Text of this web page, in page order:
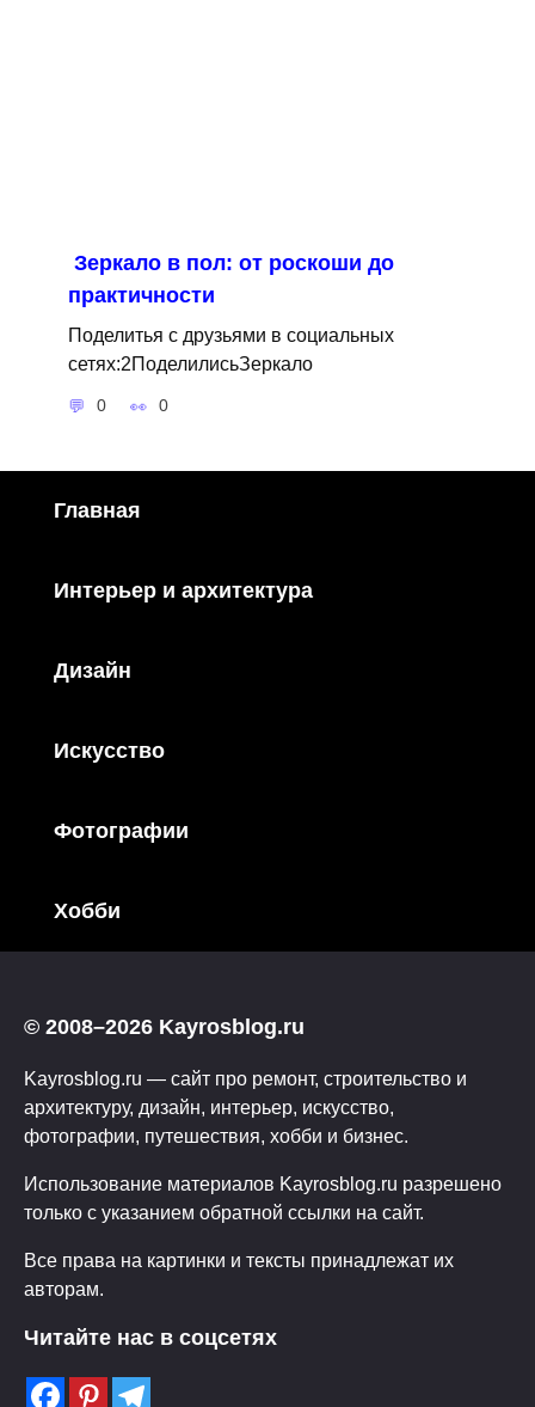
Зеркало в пол: от роскоши до
практичности
Поделитья с друзьями в социальных
сетях:2ПоделилисьЗеркало
0 0
Главная
Интерьер и архитектура
Дизайн
Искусство
Фотографии
Хобби
© 2008–2026 Kayrosblog.ru
Kayrosblog.ru — сайт про ремонт, строительство и
архитектуру, дизайн, интерьер, искусство,
фотографии, путешествия, хобби и бизнес.
Использование материалов Kayrosblog.ru разрешено
только с указанием обратной ссылки на сайт.
Все права на картинки и тексты принадлежат их
авторам.
Читайте нас в соцсетях